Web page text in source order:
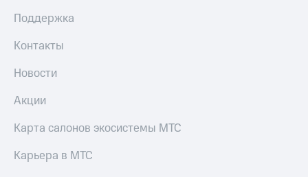
Поддержка
Контакты
Новости
Акции
Карта салонов экосистемы МТС
Карьера в МТС